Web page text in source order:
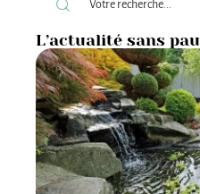
L’actualité sans